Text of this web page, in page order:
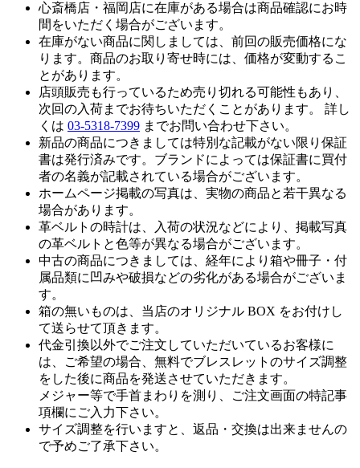
心斎橋店・福岡店に在庫がある場合は商品確認にお時
間をいただく場合がございます。
在庫がない商品に関しましては、前回の販売価格にな
ります。商品のお取り寄せ時には、価格が変動するこ
とがあります。
店頭販売も行っているため売り切れる可能性もあり、
次回の入荷までお待ちいただくことがあります。 詳し
くは 03-5318-7399 までお問い合わせ下さい。
新品の商品につきましては特別な記載がない限り保証
書は発行済みです。ブランドによっては保証書に買付
者の名義が記載されている場合がございます。
ホームページ掲載の写真は、実物の商品と若干異なる
場合があります。
革ベルトの時計は、入荷の状況などにより、掲載写真
の革ベルトと色等が異なる場合がございます。
中古の商品につきましては、経年により箱や冊子・付
属品類に凹みや破損などの劣化がある場合がございま
す。
箱の無いものは、当店のオリジナル BOX をお付けし
て送らせて頂きます。
代金引換以外でご注文していただいているお客様に
は、ご希望の場合、無料でブレスレットのサイズ調整
をした後に商品を発送させていただきます。
メジャー等で手首まわりを測り、ご注文画面の特記事
項欄にご入力下さい。
サイズ調整を行いますと、返品・交換は出来ませんの
で予めご了承下さい。